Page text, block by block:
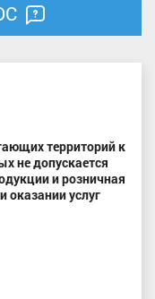
территорий к
не допускается
и розничная
оказании услуг